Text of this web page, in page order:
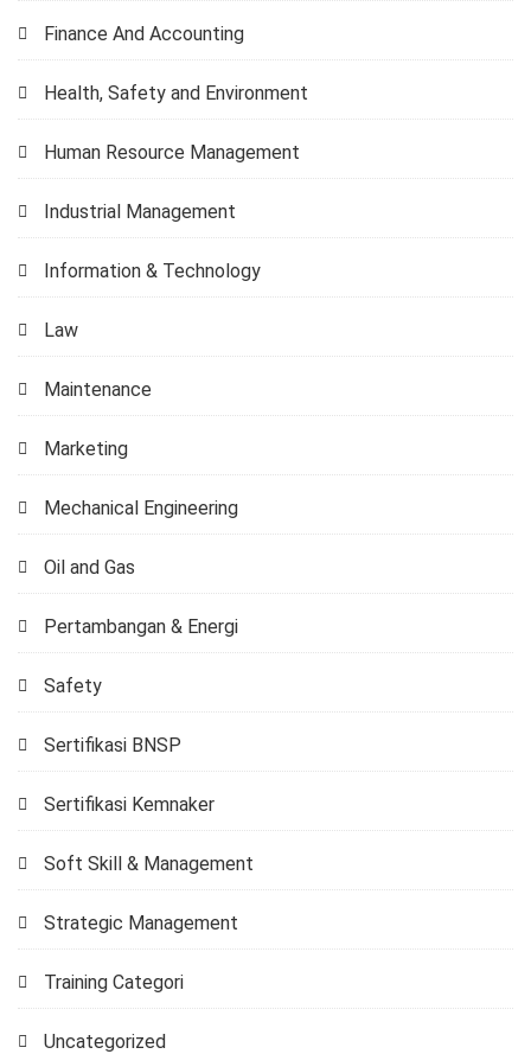
Finance And Accounting
Health, Safety and Environment
Human Resource Management
Industrial Management
Information & Technology
Law
Maintenance
Marketing
Mechanical Engineering
Oil and Gas
Pertambangan & Energi
Safety
Sertifikasi BNSP
Sertifikasi Kemnaker
Soft Skill & Management
Strategic Management
Training Categori
Uncategorized